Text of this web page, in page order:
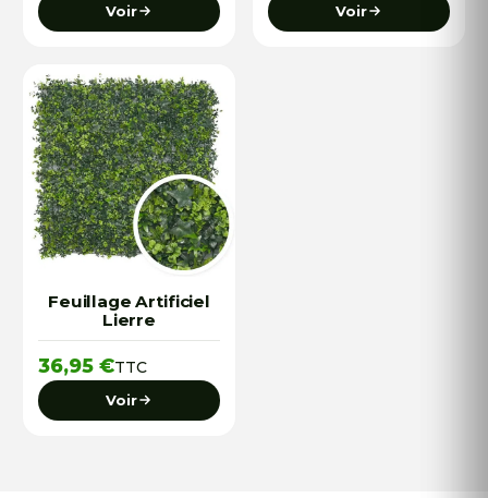
Voir Voir
Feuillage Artificiel
Lierre
36,95 €TTC
Voir